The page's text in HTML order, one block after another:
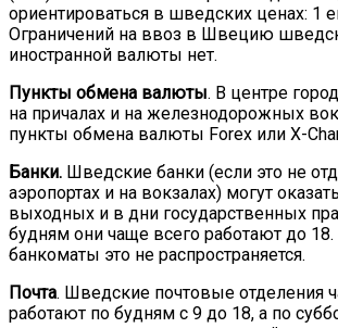
ориентироваться в шведских ценах: 1
Ограничений на ввоз в Швецию
иностранной валюты нет.
Пункты обмена валюты. В центре
на причалах и на железнодорожных
пункты обмена валюты Forex или X-
Банки. Шведские банки (если это не
аэропортах и на вокзалах) могут
выходных и в дни государственных
будням они чаще всего работают до
банкоматы это не распространяется.
Почта. Шведские почтовые отделения
работают по будням с 9 до 18, а по